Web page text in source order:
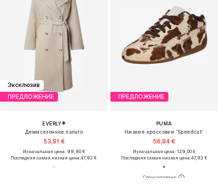
Эксклюзив
ПРЕДЛОЖЕНИЕ
EVERLY®
Демисезонное пальто
53,91 €
Изначальная цена: 99,90 €
Последняя самая низкая цена:47,92 €
ПРЕДЛОЖЕНИЕ
PUMA
Низкие кроссовки 'Speedcat'
56,94 €
Изначальная цена: 129,00 €
Последняя самая низкая цена:47,92 €